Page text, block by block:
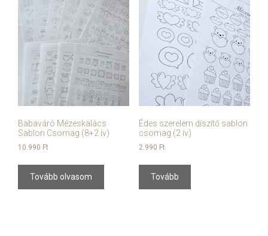
Babaváró Mézeskalács
Sablon Csomag (8+2 ív)
10.990 Ft
Tovább olvasom
Édes szerelem díszítő sablon
csomag (2 ív)
2.990 Ft
Tovább